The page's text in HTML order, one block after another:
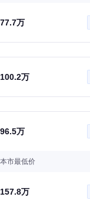
77.7万
100.2万
96.5万
本市最低价
157.8万